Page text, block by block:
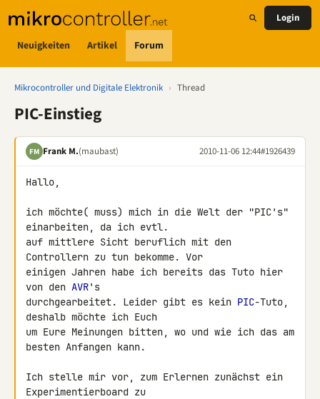
Neuigkeiten Artikel Forum
Login
Mikrocontroller und Digitale Elektronik › Thread
PIC-Einstieg
FM Frank M.(maubast) 2010-11-06 12:44#1926439
Hallo,
ich möchte( muss) mich in die Welt der "PIC's"
einarbeiten, da ich evtl.
auf mittlere Sicht beruflich mit den
Controllern zu tun bekomme. Vor
einigen Jahren habe ich bereits das Tuto hier
von den AVR's
durchgearbeitet. Leider gibt es kein PIC-Tuto,
deshalb möchte ich Euch
um Eure Meinungen bitten, wo und wie ich das am
besten Anfangen kann.
Ich stelle mir vor, zum Erlernen zunächst ein
Experimentierboard zu